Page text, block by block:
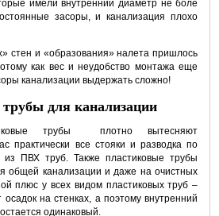
имели внутренний диаметр не боле
засоры, и канализация плохо
стен и «образования» налета пришлось
как вес и неудобство монтажа еще
канализации выдержать сложно!
для канализации
трубы плотно вытесняют
практически все стояки и разводка по
из ПВХ труб. Также пластиковые трубы
общей канализации и даже на очистных
плюс у всех видом пластиковых труб –
на стенках, а поэтому внутренний
одинаковый.